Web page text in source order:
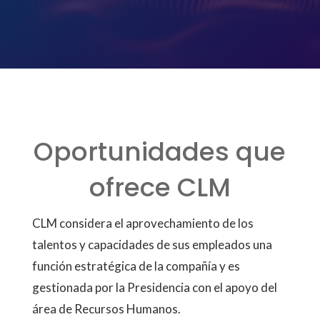
Oportunidades que
ofrece CLM
CLM considera el aprovechamiento de los
talentos y capacidades de sus empleados una
función estratégica de la compañía y es
gestionada por la Presidencia con el apoyo del
área de Recursos Humanos.